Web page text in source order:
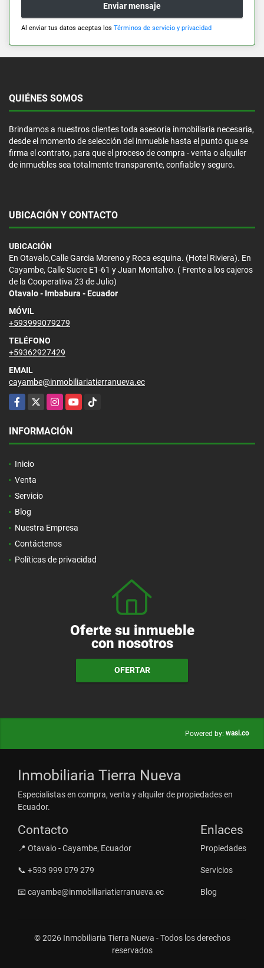
Enviar mensaje
Al enviar tus datos aceptas los Términos de servicio y privacidad
QUIÉNES SOMOS
Brindamos a nuestros clientes toda asesoría inmobiliaria necesaria,
desde el momento de selección del inmueble hasta el punto que se
firma el contrato, para que el proceso de compra - venta o alquiler
de inmuebles sea totalmente transparente, confiable y seguro.
UBICACIÓN Y CONTACTO
UBICACIÓN
En Otavalo,Calle Garcia Moreno y Roca esquina. (Hotel Riviera). En
Cayambe, Calle Sucre E1-61 y Juan Montalvo. ( Frente a los cajeros
de la Cooperativa 23 de Julio)
Otavalo - Imbabura - Ecuador
MÓVIL
+593999079279
TELÉFONO
+59362927429
EMAIL
cayambe@inmobiliariatierranueva.ec
Facebook
X InstagramYouTubeTikTok
INFORMACIÓN
Inicio
Venta
Servicio
Blog
Nuestra Empresa
Contáctenos
Políticas de privacidad
Oferte su inmueble
con nosotros
OFERTAR
Powered by: wasi.co
Inmobiliaria Tierra Nueva
Especialistas en compra, venta y alquiler de propiedades en
Ecuador.
Contacto
📍 Otavalo - Cayambe, Ecuador
📞 +593 999 079 279
📧 cayambe@inmobiliariatierranueva.ec
Enlaces
Propiedades
Servicios
Blog
© 2026 Inmobiliaria Tierra Nueva - Todos los derechos
reservados